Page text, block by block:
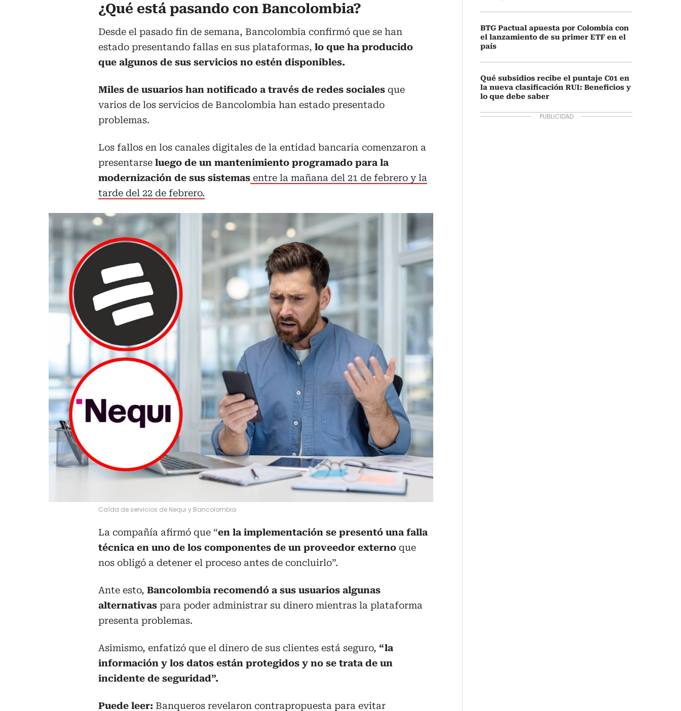
¿Qué está pasando con Bancolombia?
Desde el pasado fin de semana, Bancolombia confirmó que se han
estado presentando fallas en sus plataformas, lo que ha producido
que algunos de sus servicios no estén disponibles.
Miles de usuarios han notificado a través de redes sociales que
varios de los servicios de Bancolombia han estado presentado
problemas.
Los fallos en los canales digitales de la entidad bancaria comenzaron a
presentarse luego de un mantenimiento programado para la
modernización de sus sistemas entre la mañana del 21 de febrero y la
tarde del 22 de febrero.
Caída de servicios de Nequi y Bancolombia
La compañía afirmó que “en la implementación se presentó una falla
técnica en uno de los componentes de un proveedor externo que
nos obligó a detener el proceso antes de concluirlo”.
Ante esto, Bancolombia recomendó a sus usuarios algunas
alternativas para poder administrar su dinero mientras la plataforma
presenta problemas.
Asimismo, enfatizó que el dinero de sus clientes está seguro, “la
información y los datos están protegidos y no se trata de un
incidente de seguridad”.
Puede leer: Banqueros revelaron contrapropuesta para evitar
BTG Pactual apuesta por Colombia con
el lanzamiento de su primer ETF en el
país
Qué subsidios recibe el puntaje C01 en
la nueva clasificación RUI: Beneficios y
lo que debe saber